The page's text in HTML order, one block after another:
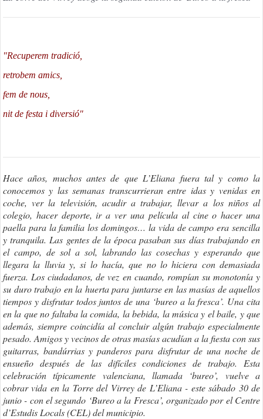
"Recuperem tradició,
retrobem amics,
fem de nous,
nit de festa i diversió"
Hace años, muchos antes de que L’Eliana fuera tal y como la
conocemos y las semanas transcurrieran entre idas y venidas en
coche, ver la televisión, acudir a trabajar, llevar a los niños al
colegio, hacer deporte, ir a ver una película al cine o hacer una
paella para la familia los domingos… la vida de campo era sencilla
y tranquila. Las gentes de la época pasaban sus días trabajando en
el campo, de sol a sol, labrando las cosechas y esperando que
llegara la lluvia y, si lo hacía, que no lo hiciera con demasiada
fuerza. Los ciudadanos, de vez en cuando, rompían su monotonía y
su duro trabajo en la huerta para juntarse en las masías de aquellos
tiempos y disfrutar todos juntos de una ‘bureo a la fresca’. Una cita
en la que no faltaba la comida, la bebida, la música y el baile, y que
además, siempre coincidía al concluir algún trabajo especialmente
pesado. Amigos y vecinos de otras masías acudían a la fiesta con sus
guitarras, bandúrrias y panderos para disfrutar de una noche de
ensueño después de las difíciles condiciones de trabajo. Esta
celebración típicamente valenciana, llamada ‘bureo’, vuelve a
cobrar vida en la Torre del Virrey de L’Eliana - este sábado 30 de
junio - con el segundo ‘Bureo a la Fresca’, organizado por el Centre
d’Estudis Locals (CEL) del municipio.